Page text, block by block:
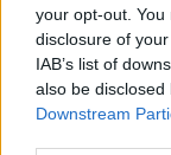
your opt-out.
disclosure of
IAB’s list of
also be
Downstream